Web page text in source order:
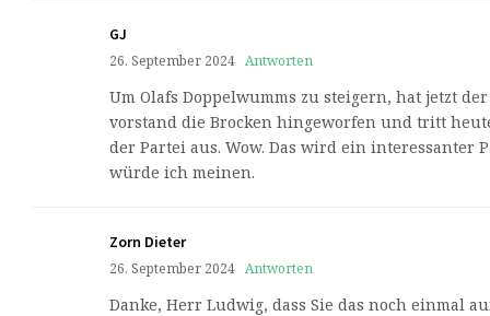
GJ
26. September 2024 Antworten
Um Olafs Doppelwumms zu steigern, hat jetzt
vorstand die Brocken hingeworfen und tritt
der Partei aus. Wow. Das wird ein interessanter
würde ich meinen.
Zorn Dieter
26. September 2024 Antworten
Danke, Herr Ludwig, dass Sie das noch einmal